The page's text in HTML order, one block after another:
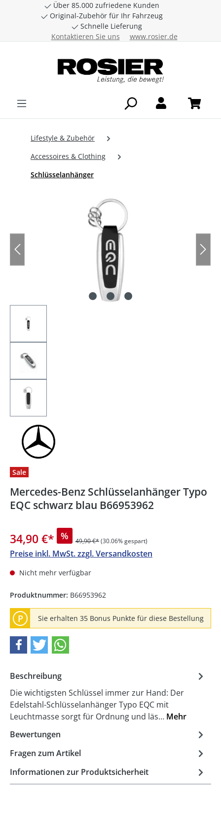
Zum Hauptinhalt springen
Über 85.000 zufriedene Kunden
Original-Zubehör für Ihr Fahrzeug
Schnelle Lieferung
Kontaktieren Sie uns
www.rosier.de
Lifestyle & Zubehör
Accessoires & Clothing
Schlüsselanhänger
Sale
Mercedes-Benz Schlüsselanhänger Typo
EQC schwarz blau B66953962
34,90 €* % 49,90 €*(30.06% gespart)
Preise inkl. MwSt. zzgl. Versandkosten
Nicht mehr verfügbar
Produktnummer: B66953962
P Sie erhalten 35 Bonus Punkte für diese Bestellung
Beschreibung
Die wichtigsten Schlüssel immer zur Hand: Der
Edelstahl-Schlüsselanhänger Typo EQC mit
Leuchtmasse sorgt für Ordnung und läs… Mehr
Bewertungen
Fragen zum Artikel
Informationen zur Produktsicherheit